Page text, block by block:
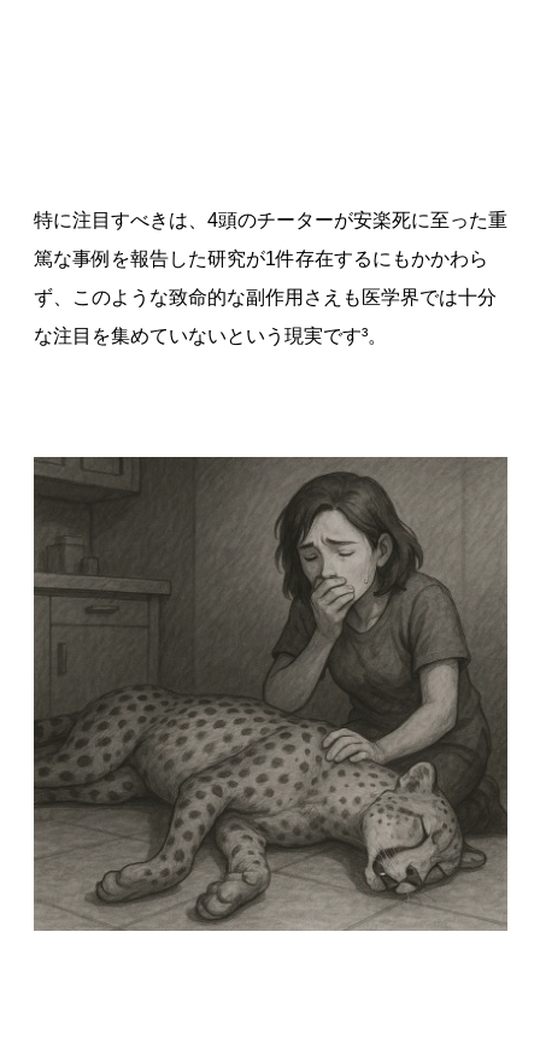
特に注目すべきは、4頭のチーターが安楽死に至った重
篤な事例を報告した研究が1件存在するにもかかわら
ず、このような致命的な副作用さえも医学界では十分
な注目を集めていないという現実です³。